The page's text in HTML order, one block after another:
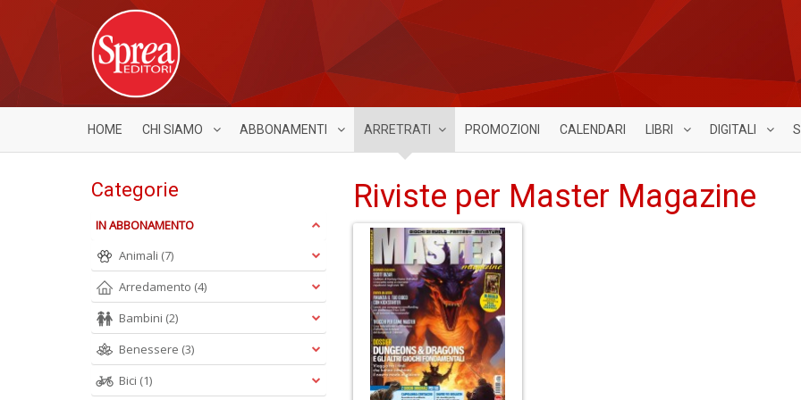
HOME CHI SIAMO ABBONAMENTI ARRETRATI PROMOZIONI CALENDARI LIBRI DIGITALI
Riviste per Master Magazine
Categorie
IN ABBONAMENTO
Animali (7)
Arredamento (4)
Bambini (2)
Benessere (3)
Bici (1)